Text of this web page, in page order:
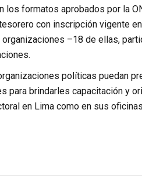
los formatos aprobados por la
con inscripción vigente
–18 de ellas,
políticas puedan
para brindarles capacitación y
en Lima como en sus